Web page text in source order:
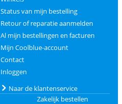
Status van mijn bestelling
Retour of reparatie aanmelden
Al mijn bestellingen en facturen
Mijn Coolblue-account
Contact
Inloggen
Naar de klantenservice
Zakelijk bestellen